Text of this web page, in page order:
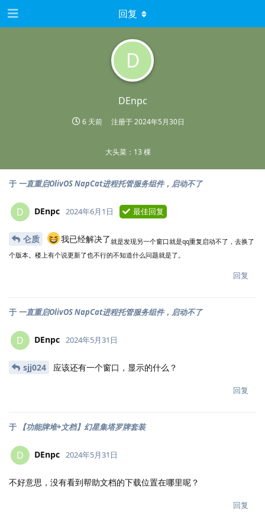
D
DEnpc
6 天前 注册于2024年5月30日
大头菜：13 棵
回复
于 一直重启OlivOS NapCat进程托管服务组件，启动不了
D DEnpc 2024年6月1日 最佳回复
仑质 我已经解决了就是发现另一个窗口就是qq重复启动不了，去换了
个版本。楼上有个说更新了也不行的不知道什么问题就是了。
回复
于 一直重启OlivOS NapCat进程托管服务组件，启动不了
D DEnpc 2024年5月31日
sjj024 应该还有一个窗口，显示的什么？
回复
于 【功能牌堆+文档】幻星集塔罗牌套装
D DEnpc 2024年5月31日
不好意思，没有看到帮助文档的下载位置在哪里呢？
回复